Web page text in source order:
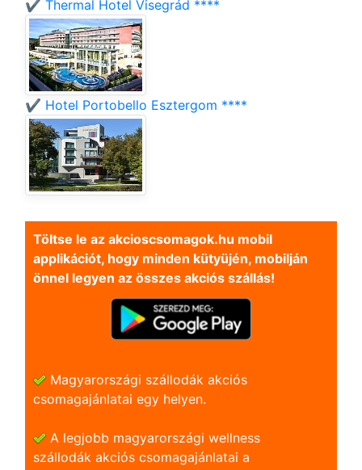
✔️ Thermal Hotel Visegrád ****
✔️ Hotel Portobello Esztergom ****
Töltse le az akcioscsomagok.hu mobil
applikációt, hogy minden kütyüjén, mobilján
önnel legyen az összes akciós szállás!
Magyarországi szállodák akciós
csomagajánlatai egy helyen.
A legjobb magyarországi wellness
szállodák akciós csomagajánlatai a